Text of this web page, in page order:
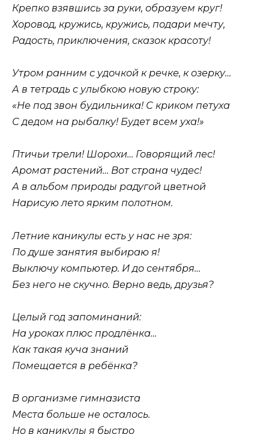
Крепко взявшись за руки, образуем круг!
Хоровод, кружись, кружись, подари мечту,
Радость, приключения, сказок красоту!
Утром ранним с удочкой к речке, к озерку…
А в тетрадь с улыбкою новую строку:
«Не под звон будильника! С криком петуха
С дедом на рыбалку! Будет всем уха!»
Птичьи трели! Шорохи… Говорящий лес!
Аромат растений… Вот страна чудес!
А в альбом природы радугой цветной
Нарисую лето ярким полотном.
Летние каникулы есть у нас не зря:
По душе занятия выбираю я!
Выключу компьютер. И до сентября…
Без него не скучно. Верно ведь, друзья?
Целый год запоминаний:
На уроках плюс продлёнка…
Как такая куча знаний
Помещается в ребёнка?
В организме гимназиста
Места больше не осталось.
Но в каникулы я быстро